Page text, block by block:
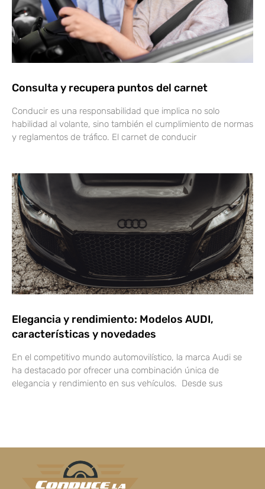
Consulta y recupera puntos del carnet
Conducir es una responsabilidad que implica no solo
habilidad al volante, sino también el cumplimiento de normas
y reglamentos de tráfico. El carnet de conducir
Elegancia y rendimiento: Modelos AUDI,
características y novedades
En el competitivo mundo automovilístico, la marca Audi se
ha destacado por ofrecer una combinación única de
elegancia y rendimiento en sus vehículos. Desde sus